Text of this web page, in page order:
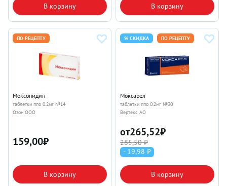
В корзину В корзину
ПО РЕЦЕПТУ
Моксонидин
таблетки ппо 0.2мг №14
Озон ООО
159,00₽
В корзину
% СКИДКА ПО РЕЦЕПТУ
Моксарел
таблетки ппо 0.2мг №30
Вертекс АО
от265,52₽
285,50 ₽
- 19,98 ₽
В корзину